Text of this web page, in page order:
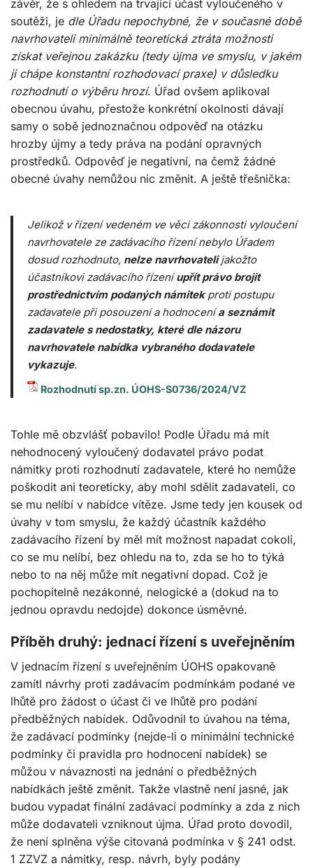
závěr, že s ohledem na trvající účast vyloučeného v
soutěži, je dle Úřadu nepochybné, že v současné době
navrhovateli minimálně teoretická ztráta možnosti
získat veřejnou zakázku (tedy újma ve smyslu, v jakém
ji chápe konstantní rozhodovací praxe) v důsledku
rozhodnutí o výběru hrozí. Úřad ovšem aplikoval
obecnou úvahu, přestože konkrétní okolnosti dávají
samy o sobě jednoznačnou odpověď na otázku
hrozby újmy a tedy práva na podání opravných
prostředků. Odpověď je negativní, na čemž žádné
obecné úvahy nemůžou nic změnit. A ještě třešnička:
Jelikož v řízení vedeném ve věci zákonnosti vyloučení
navrhovatele ze zadávacího řízení nebylo Úřadem
dosud rozhodnuto, nelze navrhovatelijakožto
účastníkovi zadávacího řízeníupřít právo brojit
prostřednictvím podaných námitekproti postupu
zadavatele při posouzení a hodnocenía seznámit
zadavatele s nedostatky, které dle názoru
navrhovatele nabídka vybraného dodavatele
vykazuje.
Rozhodnutí sp.zn. ÚOHS-S0736/2024/VZ
Tohle mě obzvlášť pobavilo! Podle Úřadu má mít
nehodnocený vyloučený dodavatel právo podat
námitky proti rozhodnutí zadavatele, které ho nemůže
poškodit ani teoreticky, aby mohl sdělit zadavateli, co
se mu nelíbí v nabídce vítěze. Jsme tedy jen kousek od
úvahy v tom smyslu, že každý účastník každého
zadávacího řízení by měl mít možnost napadat cokoli,
co se mu nelíbí, bez ohledu na to, zda se ho to týká
nebo to na něj může mít negativní dopad. Což je
pochopitelně nezákonné, nelogické a (dokud na to
jednou opravdu nedojde) dokonce úsměvné.
Příběh druhý: jednací řízení s uveřejněním
V jednacím řízení s uveřejněním ÚOHS opakovaně
zamítl návrhy proti zadávacím podmínkám podané ve
lhůtě pro žádost o účast či ve lhůtě pro podání
předběžných nabídek. Odůvodnil to úvahou na téma,
že zadávací podmínky (nejde-li o minimální technické
podmínky či pravidla pro hodnocení nabídek) se
můžou v návaznosti na jednání o předběžných
nabídkách ještě změnit. Takže vlastně není jasné, jak
budou vypadat finální zadávací podmínky a zda z nich
může dodavateli vzniknout újma. Úřad proto dovodil,
že není splněna výše citovaná podmínka v § 241 odst.
1 ZZVZ a námitky, resp. návrh, byly podány